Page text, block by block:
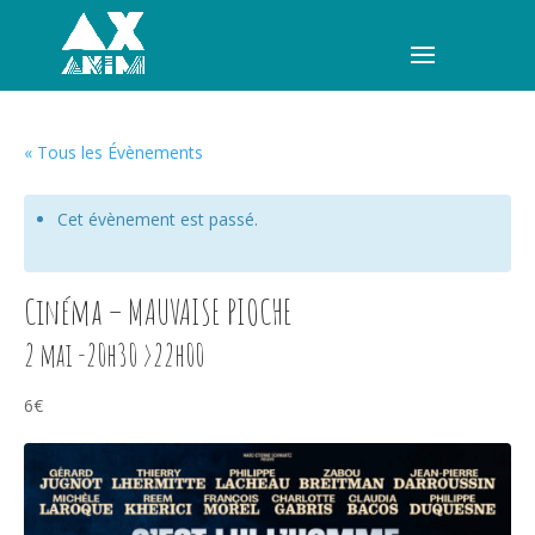
« Tous les Évènements
Cet évènement est passé.
Cinéma – MAUVAISE PIOCHE
2 mai -20h30 >22h00
6€